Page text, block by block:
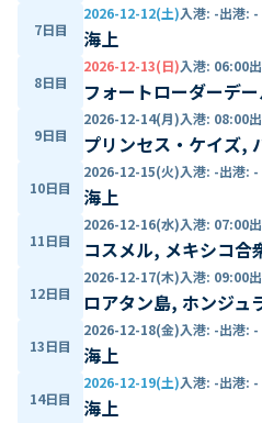
7日目
2026-12-12(土)入港: -出港: -
海上
8日目
2026-12-13(日)入港: 06:00
フォートローダーデ
9日目
2026-12-14(月)入港: 08:00
プリンセス・ケイズ,
10日目
2026-12-15(火)入港: -出港: -
海上
11日目
2026-12-16(水)入港: 07:00
コスメル, メキシコ合
12日目
2026-12-17(木)入港: 09:00
ロアタン島, ホンジュ
13日目
2026-12-18(金)入港: -出港: -
海上
14日目
2026-12-19(土)入港: -出港: -
海上